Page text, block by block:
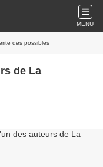
MENU
des possibles
de La